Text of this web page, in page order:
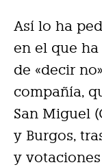
Así lo ha
en el que
de «decir
compañía,
San Miguel
y Burgos,
y